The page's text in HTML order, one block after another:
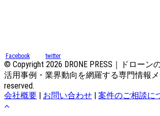
Facebook twitter
© Copyright 2026 DRONE PRESS｜ドローン
活用事例・業界動向を網羅する専門情報メ
reserved.
会社概要 | お問い合わせ | 案件のご相談に